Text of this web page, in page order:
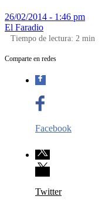
26/02/2014 - 1:46 pm
El Faradio
Tiempo de lectura: 2 min
Comparte en redes
Facebook
Twitter